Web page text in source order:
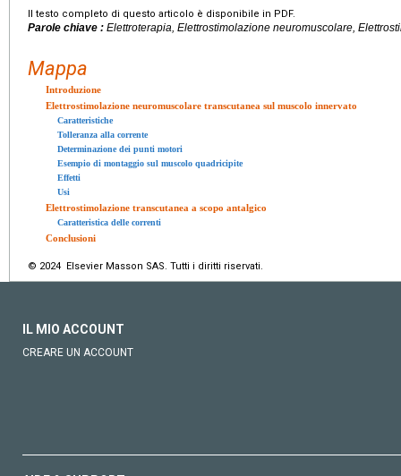
Il testo completo di questo articolo è disponibile in PDF.
Parole chiave : Elettroterapia, Elettrostimolazione neuromuscolare,
Mappa
Introduzione
Elettrostimolazione neuromuscolare transcutanea sul muscolo innervato
Caratteristiche
Tolleranza alla corrente
Determinazione dei punti motori
Esempio di montaggio sul muscolo quadricipite
Effetti
Usi
Elettrostimolazione transcutanea a scopo antalgico
Caratteristica delle correnti
Conclusioni
© 2024 Elsevier Masson SAS. Tutti i diritti riservati.
IL MIO ACCOUNT
CREARE UN ACCOUNT